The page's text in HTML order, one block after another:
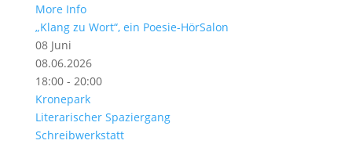
More Info
„Klang zu Wort“, ein Poesie-HörSalon
08 Juni
08.06.2026
18:00 - 20:00
Kronepark
Literarischer Spaziergang
Schreibwerkstatt